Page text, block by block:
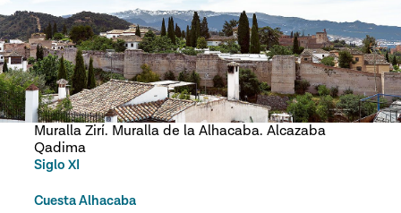
Muralla Zirí. Muralla de la Alhacaba. Alcazaba
Qadima
Siglo XI
Cuesta Alhacaba